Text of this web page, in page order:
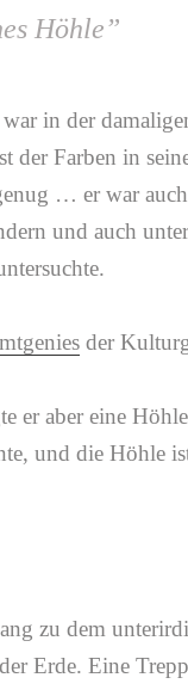
Höhle”
in der
Farben in
… er war auch
und auch
der
er aber eine
und die
zu dem
Erde. Eine